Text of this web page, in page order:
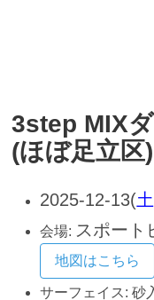
3step MIX
(ほぼ足立区
2025-12-13(土
会場: スポート
地図はこちら
サーフェイス: 砂